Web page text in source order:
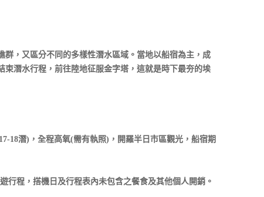
，又區分不同的多樣性潛水區域。當地以船宿為主，成
潛水行程，前往陸地征服金字塔，這就是時下最夯的埃
18潛)，全程高氧(需有執照)，開羅半日市區觀光，船宿期
行程，搭機日及行程表內未包含之餐食及其他個人開銷。